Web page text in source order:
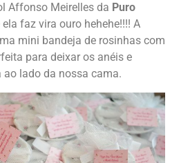
Affonso Meirelles da Puro
ela faz vira ouro hehehe!!!! A
mini bandeja de rosinhas com
para deixar os anéis e
ao lado da nossa cama.